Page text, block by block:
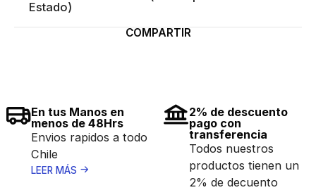
Estado)
COMPARTIR
En tus Manos en
menos de 48Hrs
Envios rapidos a todo
Chile
LEER MÁS
2% de descuento
pago con
transferencia
Todos nuestros
productos tienen un
2% de decuento